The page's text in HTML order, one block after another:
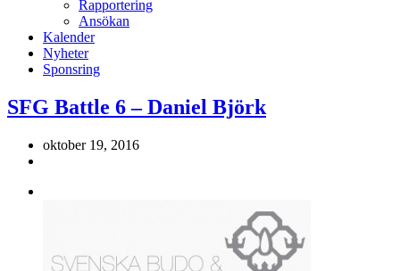
Rapportering
Ansökan
Kalender
Nyheter
Sponsring
SFG Battle 6 – Daniel Björk
oktober 19, 2016